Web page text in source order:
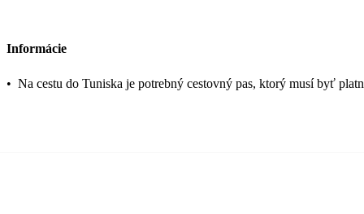
Informácie
• Na cestu do Tuniska je potrebný cestovný pas, ktorý musí byť